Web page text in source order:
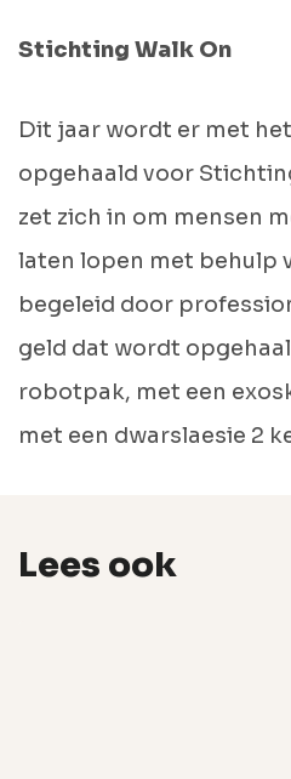
Stichting Walk On
Dit jaar wordt er met
opgehaald voor
zet zich in om mensen
laten lopen met behulp
begeleid door
geld dat wordt
robotpak, met een
met een dwarslaesie 2
Lees ook